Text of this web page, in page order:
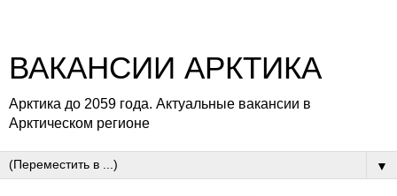
ВАКАНСИИ АРКТИКА
Арктика до 2059 года. Актуальные вакансии в
Арктическом регионе
▼